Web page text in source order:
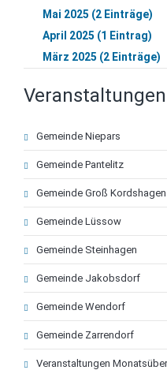
Mai 2025 (2 Einträge)
April 2025 (1 Eintrag)
März 2025 (2 Einträge)
Navigation
überspringen
Gemeinde Niepars
Gemeinde Pantelitz
Gemeinde Groß Kordshagen
Gemeinde Lüssow
Gemeinde Steinhagen
Gemeinde Jakobsdorf
Gemeinde Wendorf
Gemeinde Zarrendorf
Veranstaltungen